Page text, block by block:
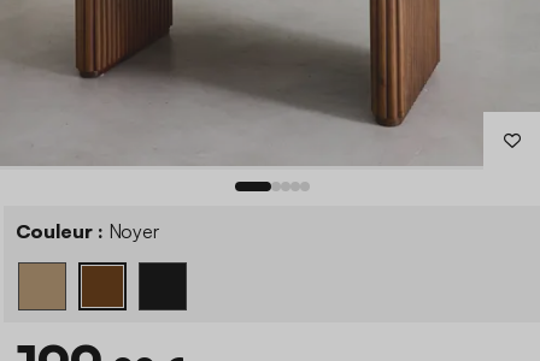
Couleur : Noyer